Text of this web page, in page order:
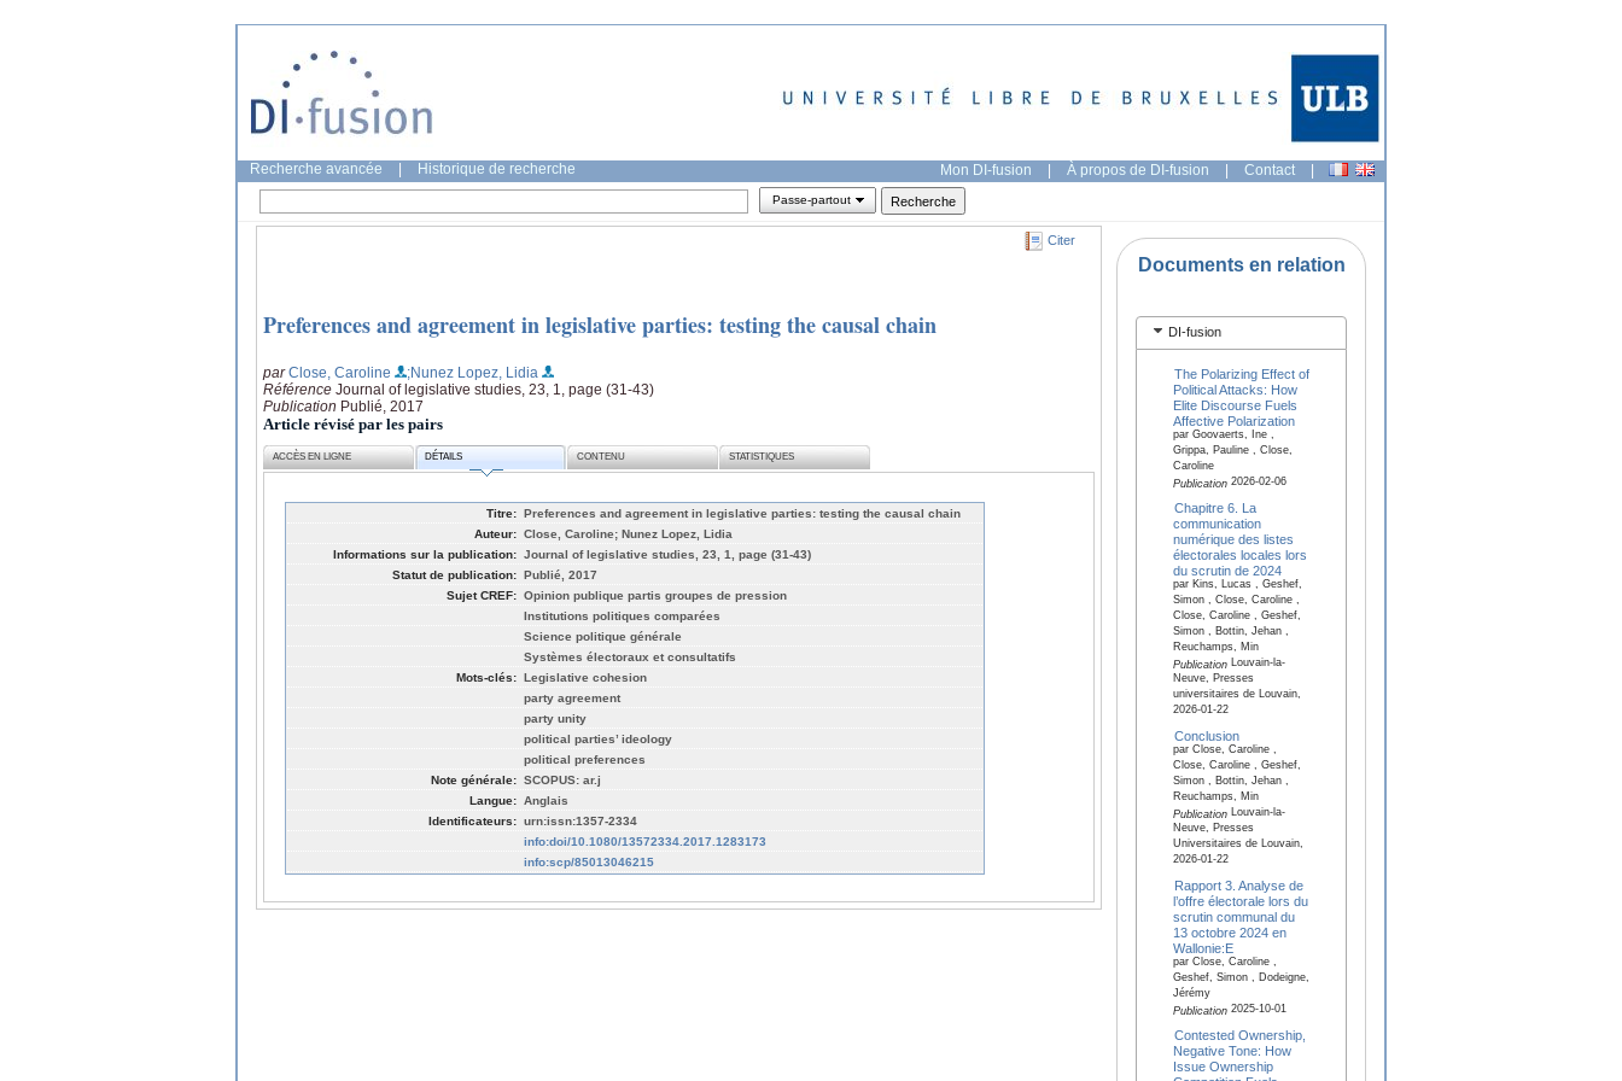
Recherche avancée Historique de recherche Mon DI-fusion | À propos de DI-fusion | Contact |
Passe-partout
Citer
Preferences and agreement in legislative parties: testing the causal chain
parClose, Caroline
;Nunez Lopez, Lidia
Référence Journal of legislative studies, 23, 1, page (31-43)
Publication Publié, 2017
Article révisé par les pairs
ACCÈS EN LIGNE DÉTAILS CONTENU STATISTIQUES
Titre: Preferences and agreement in legislative parties: testing the causal chain
Auteur: Close, Caroline; Nunez Lopez, Lidia
Informations sur la publication: Journal of legislative studies, 23, 1, page (31-43)
Statut de publication: Publié, 2017
Sujet CREF: Opinion publique partis groupes de pression
Institutions politiques comparées
Science politique générale
Systèmes électoraux et consultatifs
Mots-clés: Legislative cohesion
party agreement
party unity
political parties’ ideology
political preferences
Note générale: SCOPUS: ar.j
Langue: Anglais
Identificateurs: urn:issn:1357-2334
info:doi/10.1080/13572334.2017.1283173
info:scp/85013046215
Documents en relation
DI-fusion
The Polarizing Effect of
Political Attacks: How
Elite Discourse Fuels
Affective Polarization
par Goovaerts, Ine ,
Grippa, Pauline , Close,
Caroline
Publication2026-02-06
Chapitre 6. La
communication
numérique des listes
électorales locales lors
du scrutin de 2024
par Kins, Lucas , Geshef,
Simon , Close, Caroline ,
Close, Caroline , Geshef,
Simon , Bottin, Jehan ,
Reuchamps, Min
PublicationLouvain-la-
Neuve, Presses
universitaires de Louvain,
2026-01-22
Conclusion
par Close, Caroline ,
Close, Caroline , Geshef,
Simon , Bottin, Jehan ,
Reuchamps, Min
PublicationLouvain-la-
Neuve, Presses
Universitaires de Louvain,
2026-01-22
Rapport 3. Analyse de
l’offre électorale lors du
scrutin communal du
13 octobre 2024 en
Wallonie:E
par Close, Caroline ,
Geshef, Simon , Dodeigne,
Jérémy
Publication2025-10-01
Contested Ownership,
Negative Tone: How
Issue Ownership